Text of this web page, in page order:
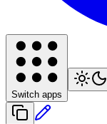
Switch apps